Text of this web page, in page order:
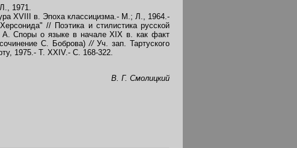
1971.
XVIII в. Эпоха классицизма.- М.; Л., 1964.-
// Поэтика и стилистика русской
Споры о языке в начале XIX в. как факт
С. Боброва) //Уч. зап. Тартуского
1975.- Т. XXIV.- С. 168-322.
В. Г. Смолицкий